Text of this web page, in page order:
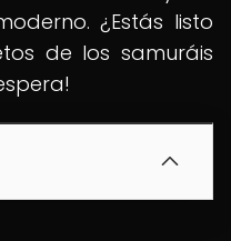
¿Estás listo
de los samuráis